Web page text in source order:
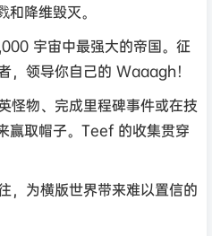
和降维毁灭。
宇宙中最强大的帝国。征
，领导你自己的 Waaagh！
怪物、完成里程碑事件或在技
赢取帽子。Teef 的收集贯穿
，为横版世界带来难以置信的